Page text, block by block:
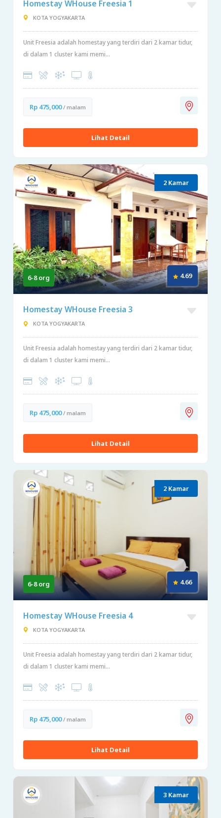
Homestay WHouse Freesia 1
KOTA YOGYAKARTA
Unit Freesia adalah homestay yang terdiri dari 2 kamar tidur,
di dalam 1 cluster kami memi...
Rp 475,000/ malam
Lihat Detail
2 Kamar
6-8 org 4.69
Homestay WHouse Freesia 3
KOTA YOGYAKARTA
Unit Freesia adalah homestay yang terdiri dari 2 kamar tidur,
di dalam 1 cluster kami memi...
Rp 475,000/ malam
Lihat Detail
2 Kamar
6-8 org 4.66
Homestay WHouse Freesia 4
KOTA YOGYAKARTA
Unit Freesia adalah homestay yang terdiri dari 2 kamar tidur,
di dalam 1 cluster kami memi...
Rp 475,000/ malam
Lihat Detail
3 Kamar